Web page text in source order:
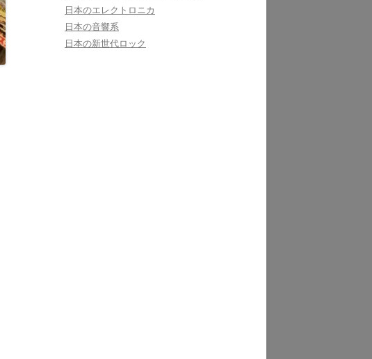
日本のエレクトロニカ
日本の音響系
日本の新世代ロック